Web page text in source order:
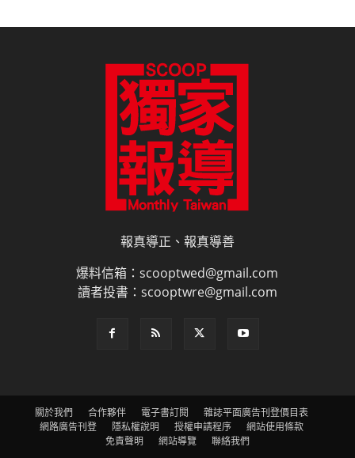
報真導正、報真導善
爆料信箱：scooptwed@gmail.com
讀者投書：scooptwre@gmail.com
關於我們 合作夥伴 電子書訂閱
雜誌平面廣告刊登價目表
網路廣告刊登
隱私權說明 授權申請程序
網站使用條款
免責聲明
網站導覽 聯絡我們